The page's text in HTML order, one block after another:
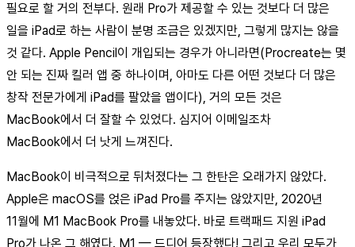
필요로 할 거의 전부다. 원래 Pro가 제공할 수 있는 것보다 더 많은
일을 iPad로 하는 사람이 분명 조금은 있겠지만, 그렇게 많지는 않을
것 같다. Apple Pencil이 개입되는 경우가 아니라면(Procreate는 몇
안 되는 진짜 킬러 앱 중 하나이며, 아마도 다른 어떤 것보다 더 많은
창작 전문가에게 iPad를 팔았을 앱이다), 거의 모든 것은
MacBook에서 더 잘할 수 있었다. 심지어 이메일조차
MacBook에서 더 낫게 느껴진다.
MacBook이 비극적으로 뒤처졌다는 그 한탄은 오래가지 않았다.
Apple은 macOS를 얹은 iPad Pro를 주지는 않았지만, 2020년
11월에 M1 MacBook Pro를 내놓았다. 바로 트랙패드 지원 iPad
Pro가 나온 그 해였다. M1 — 드디어 등장했다! 그리고 우리 모두가